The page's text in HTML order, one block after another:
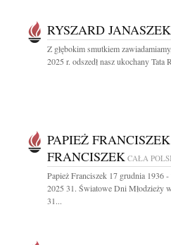
RYSZARD JANASZEK
Z głębokim smutkiem
2025 r. odszedł nasz ukochany Tata
PAPIEŻ
FRANCISZEK CAŁA
Papież Franciszek 17 grudnia 1936
2025 31. Światowe Dni Młodzieży
31...